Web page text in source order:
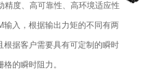
精度、高可靠性、高环境适应性
输入，根据输出力矩的不同有两
根据客户需要具有可定制的瞬时
的瞬时阻力。